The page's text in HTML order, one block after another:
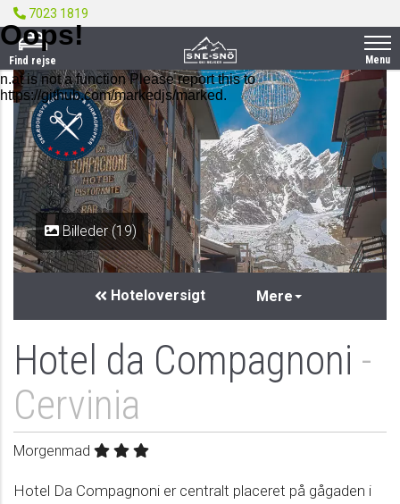
Billeder (19)
Hoteloversigt Mere
Hotel da Compagnoni -
Cervinia
Morgenmad
Hotel Da Compagnoni er centralt placeret på gågaden i
7023 1819
Menu
Find rejse